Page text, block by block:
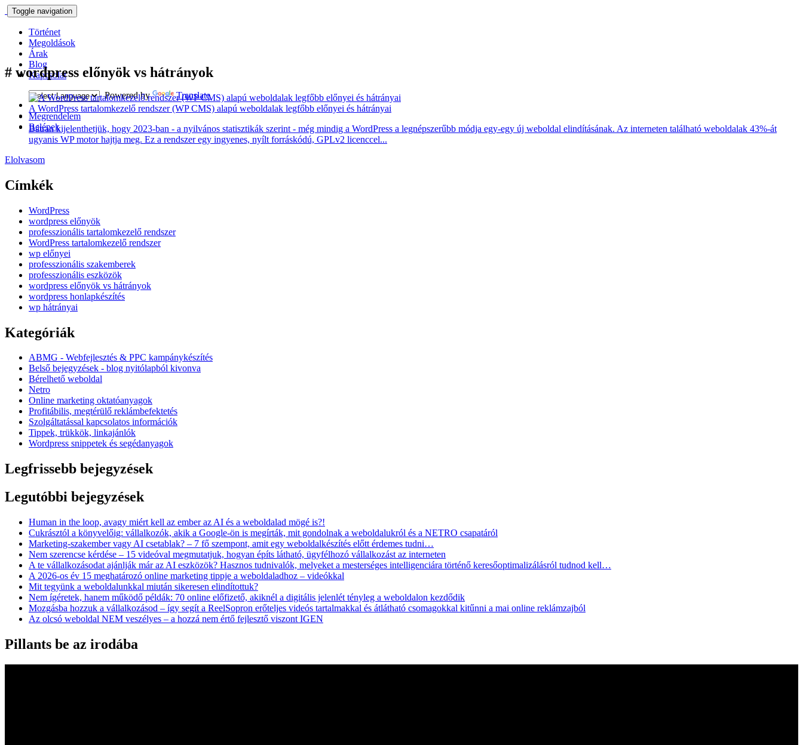
Toggle navigation
Történet
Megoldások
Árak
Blog
Kapcsolat
Powered by
Translate
Megrendelem
Belépek
# wordpress előnyök vs hátrányok
A WordPress tartalomkezelő rendszer (WP CMS) alapú weboldalak legfőbb előnyei és hátrányai
Bátran kijelenthetjük, hogy 2023-ban - a nyilvános statisztikák szerint - még mindig a WordPress a legnépszerűbb módja egy-egy új weboldal elindításának. Az interneten található weboldalak 43%-át
ugyanis WP motor hajtja meg. Ez a rendszer egy ingyenes, nyílt forráskódú, GPLv2 licenccel...
Elolvasom
Címkék
WordPress
wordpress előnyök
professzionális tartalomkezelő rendszer
WordPress tartalomkezelő rendszer
wp előnyei
professzionális szakemberek
professzionális eszközök
wordpress előnyök vs hátrányok
wordpress honlapkészítés
wp hátrányai
Kategóriák
ABMG - Webfejlesztés & PPC kampánykészítés
Belső bejegyzések - blog nyitólapból kivonva
Bérelhető weboldal
Netro
Online marketing oktatóanyagok
Profitábilis, megtérülő reklámbefektetés
Szolgáltatással kapcsolatos információk
Tippek, trükkök, linkajánlók
Wordpress snippetek és segédanyagok
Legfrissebb bejegyzések
Legutóbbi bejegyzések
Human in the loop, avagy miért kell az ember az AI és a weboldalad mögé is?!
Cukrásztól a könyvelőig: vállalkozók, akik a Google-ön is megírták, mit gondolnak a weboldalukról és a NETRO csapatáról
Marketing-szakember vagy AI csetablak? – 7 fő szempont, amit egy weboldalkészítés előtt érdemes tudni…
Nem szerencse kérdése – 15 videóval megmutatjuk, hogyan építs látható, ügyfélhozó vállalkozást az interneten
A te vállalkozásodat ajánlják már az AI eszközök? Hasznos tudnivalók, melyeket a mesterséges intelligenciára történő keresőoptimalizálásról tudnod kell…
A 2026-os év 15 meghatározó online marketing tippje a weboldaladhoz – videókkal
Mit tegyünk a weboldalunkkal miután sikeresen elindítottuk?
Nem ígéretek, hanem működő példák: 70 online előfizető, akiknél a digitális jelenlét tényleg a weboldalon kezdődik
Mozgásba hozzuk a vállalkozásod – így segít a ReelSopron erőteljes videós tartalmakkal és átlátható csomagokkal kitűnni a mai online reklámzajból
Az olcsó weboldal NEM veszélyes – a hozzá nem értő fejlesztő viszont IGEN
Pillants be az irodába